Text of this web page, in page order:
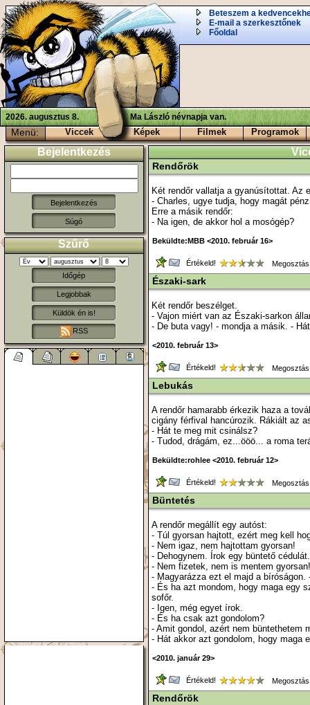
Beteszem a
E-mail a szerkesztőnek
Főoldal
2026. augusztus 8. Ma László névnapja van.
Menü: Viccek Képek Filmek Programok
Bejelentkezés
Súgó
Szűrő
Időgép
Legjobbak
Küldök én is!
RSS
Rendőrök
Két rendőr vallatja a gyanúsítottat. Az
- Charles, ugye tudja, hogy magát
Erre a másik rendőr:
- Na igen, de akkor hol a mosógép?
Beküldte:MBB <2010. február 16>
Értékeld!
Északi-sark
Két rendőr beszélget.
- Vajon miért van az Északi-sarkon
- De buta vagy! - mondja a másik. -
<2010. február 13>
Értékeld!
Lebukás
A rendőr hamarabb érkezik haza a
cigány férfival hancúrozik. Rákiált az
- Hát te meg mit csinálsz?
- Tudod, drágám, ez...ööö... a roma
Beküldte:rohlee <2010. február 12>
Értékeld!
Büntetés
A rendőr megállít egy autóst:
- Túl gyorsan hajtott, ezért meg kell
- Nem igaz, nem hajtottam gyorsan!
- Dehogynem. Írok egy büntető cédulát.
- Nem fizetek, nem is mentem gyorsan!
- Magyarázza ezt el majd a bíróságon.
- És ha azt mondom, hogy maga egy
sofőr.
- Igen, még egyet írok.
- És ha csak azt gondolom?
- Amit gondol, azért nem büntethetem
- Hát akkor azt gondolom, hogy maga
<2010. január 29>
Értékeld!
Rendőrök